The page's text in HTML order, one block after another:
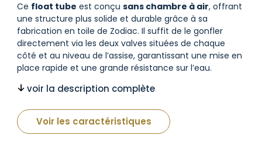
Ce float tube est conçu sans chambre à air, offrant
une structure plus solide et durable grâce à sa
fabrication en toile de Zodiac. Il suffit de le gonfler
directement via les deux valves situées de chaque
côté et au niveau de l’assise, garantissant une mise en
place rapide et une grande résistance sur l’eau.
voir la description complète
Voir les caractéristiques